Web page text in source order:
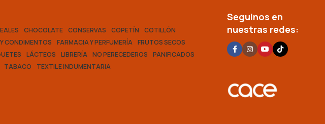
CHOCOLATE CONSERVAS COPETÍN
COTILLÓN
CONDIMENTOS FARMACIA Y PERFUMERÍA FRUTOS SECOS
LÁCTEOS LIBRERÍA NO PERECEDEROS
PANIFICADOS
TABACO TEXTIL E INDUMENTARIA
Seguinos en
nuestras redes: